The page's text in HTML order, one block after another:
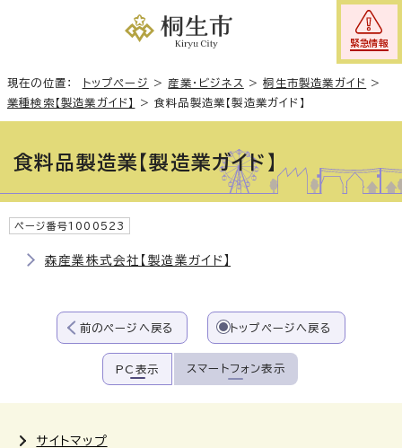
緊急情報
現在の位置： トップページ > 産業・ビジネス >桐生市製造業ガイド
>
業種検索【製造業ガイド】
>食料品製造業【製造業ガイド】
食料品製造業【製造業ガイド】
ページ番号1000523
森産業株式会社【製造業ガイド】
前のページへ戻る トップページへ戻る
PC表示 スマートフォン表示
サイトマップ